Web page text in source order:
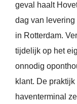
geval haalt
dag van levering
in Rotterdam.
tijdelijk op het
onnodig
klant. De
haventerminal